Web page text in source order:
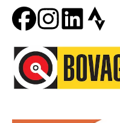
Onze partners